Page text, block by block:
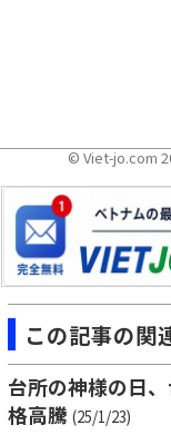
© Viet-jo.com
この記事の関
台所の神様の日
格高騰 (25/1/23)